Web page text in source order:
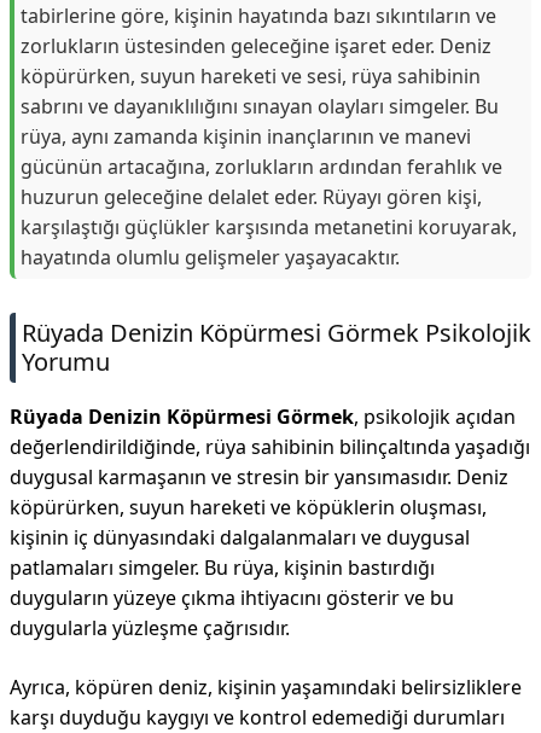
tabirlerine göre, kişinin hayatında bazı sıkıntıların ve
zorlukların üstesinden geleceğine işaret eder. Deniz
köpürürken, suyun hareketi ve sesi, rüya sahibinin
sabrını ve dayanıklılığını sınayan olayları simgeler. Bu
rüya, aynı zamanda kişinin inançlarının ve manevi
gücünün artacağına, zorlukların ardından ferahlık ve
huzurun geleceğine delalet eder. Rüyayı gören kişi,
karşılaştığı güçlükler karşısında metanetini koruyarak,
hayatında olumlu gelişmeler yaşayacaktır.
Rüyada Denizin Köpürmesi Görmek Psikolojik
Yorumu
Rüyada Denizin Köpürmesi Görmek, psikolojik açıdan
değerlendirildiğinde, rüya sahibinin bilinçaltında yaşadığı
duygusal karmaşanın ve stresin bir yansımasıdır. Deniz
köpürürken, suyun hareketi ve köpüklerin oluşması,
kişinin iç dünyasındaki dalgalanmaları ve duygusal
patlamaları simgeler. Bu rüya, kişinin bastırdığı
duyguların yüzeye çıkma ihtiyacını gösterir ve bu
duygularla yüzleşme çağrısıdır.
Ayrıca, köpüren deniz, kişinin yaşamındaki belirsizliklere
karşı duyduğu kaygıyı ve kontrol edemediği durumları